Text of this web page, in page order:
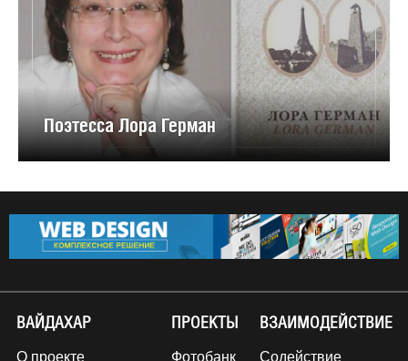
Поэтесса Лора Герман
ВАЙДАХАР
О проекте
ПРОЕКТЫ
Фотобанк
ВЗАИМОДЕЙСТВИЕ
Содействие